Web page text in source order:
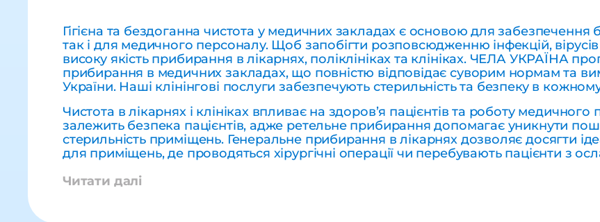
Читати далі
Гігієна та бездоганна чистота у медичних закладах є основою для забезпечення
так і для медичного персоналу. Щоб запобігти розповсюдженню інфекцій,
високу якість прибирання в лікарнях, поліклініках та клініках. ЧЕЛА УКРАЇНА
прибирання в медичних закладах, що повністю відповідає суворим нормам та
України. Наші клінінгові послуги забезпечують стерильність та безпеку в
Чистота в лікарнях і клініках впливає на здоров’я пацієнтів та роботу
залежить безпека пацієнтів, адже ретельне прибирання допомагає уникнути
стерильність приміщень. Генеральне прибирання в лікарнях дозволяє досягти
для приміщень, де проводяться хірургічні операції чи перебувають пацієнти з